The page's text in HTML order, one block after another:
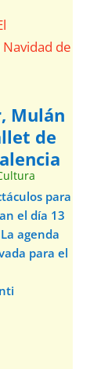
Mulán
de
para
el día 13
agenda
para el